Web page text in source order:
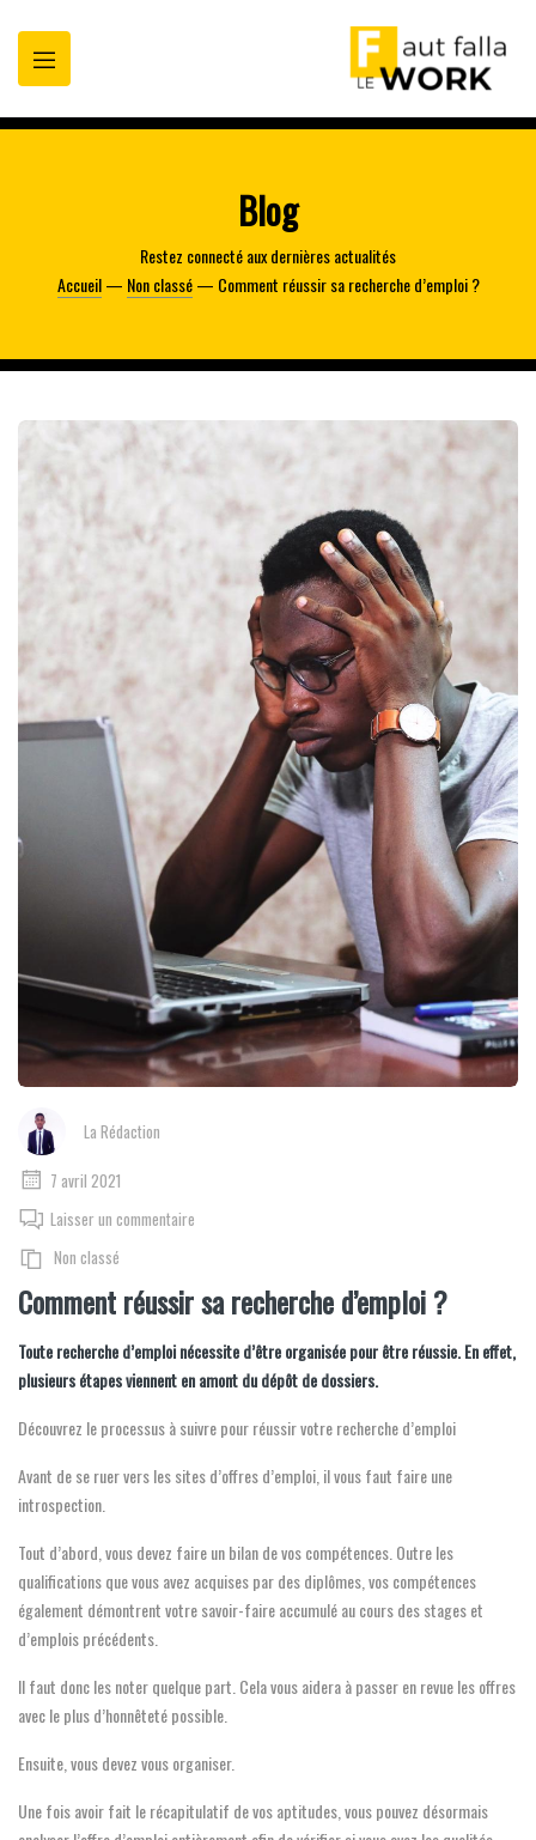
Blog
Restez connecté aux dernières actualités
Accueil— Non classé— Comment réussir sa recherche d’emploi ?
La Rédaction
7 avril 2021
Laisser un commentaire
Non classé
Comment réussir sa recherche d’emploi ?
Toute recherche d’emploi nécessite d’être organisée pour être réussie. En effet,
plusieurs étapes viennent en amont du dépôt de dossiers.
Découvrez le processus à suivre pour réussir votre recherche d’emploi
Avant de se ruer vers les sites d’offres d’emploi, il vous faut faire une
introspection.
Tout d’abord, vous devez faire un bilan de vos compétences. Outre les
qualifications que vous avez acquises par des diplômes, vos compétences
également démontrent votre savoir-faire accumulé au cours des stages et
d’emplois précédents.
Il faut donc les noter quelque part. Cela vous aidera à passer en revue les offres
avec le plus d’honnêteté possible.
Ensuite, vous devez vous organiser.
Une fois avoir fait le récapitulatif de vos aptitudes, vous pouvez désormais